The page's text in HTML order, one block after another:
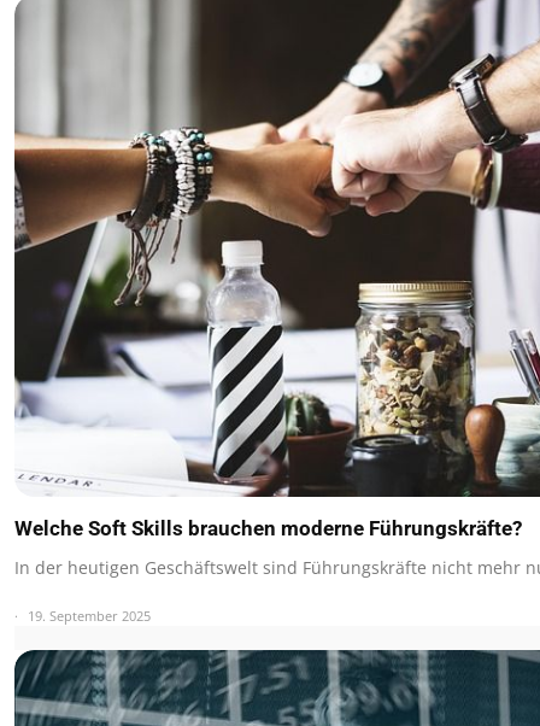
Welche Soft Skills brauchen moderne Führungskräfte?
In der heutigen Geschäftswelt sind Führungskräfte nicht mehr
19. September 2025